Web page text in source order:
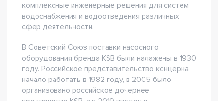
комплексные инженерные решения для систем
водоснабжения и водоотведения различных
сфер деятельности.
В Советский Союз поставки насосного
оборудования бренда KSB были налажены в 1930
году. Российское представительство концерна
начало работать в 1982 году, в 2005 было
организовано российское дочернее